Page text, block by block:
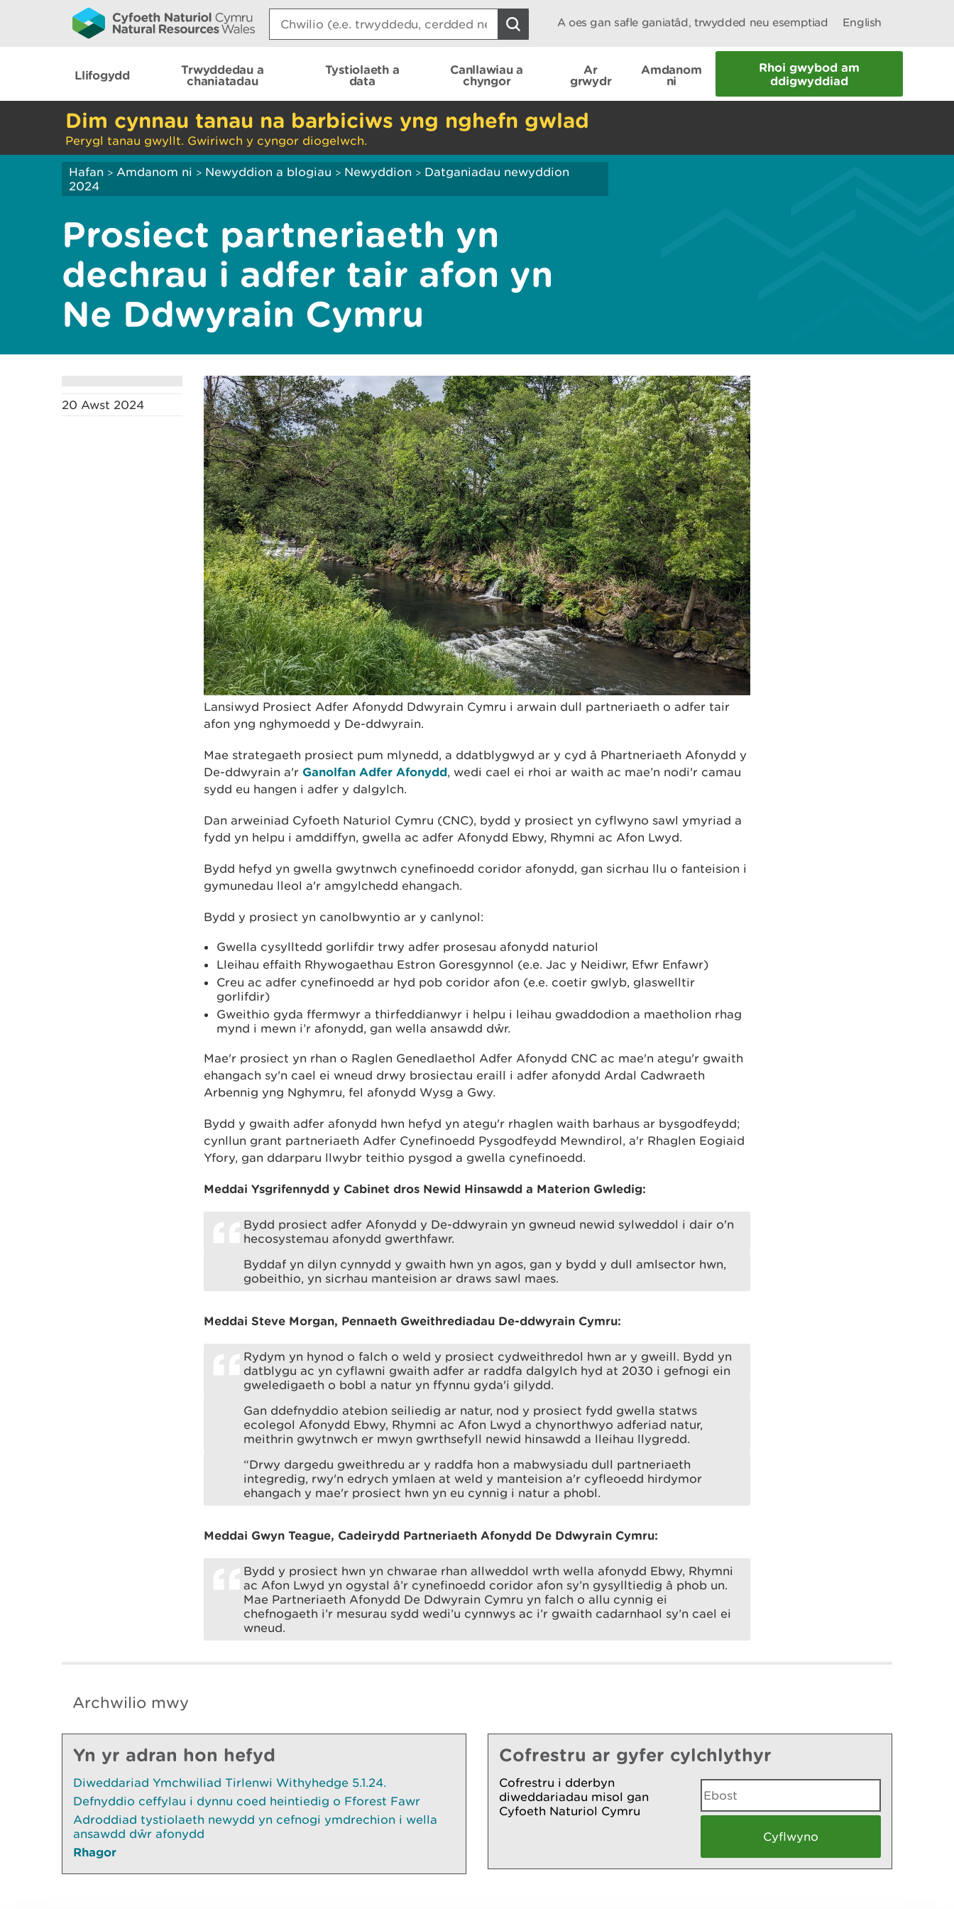
Search:
A oes gan safle ganiatâd, trwydded neu esemptiad English
Llifogydd
Trwyddedau a
chaniatadau
Tystiolaeth a
data
Canllawiau a
chyngor
Ar
grwydr
Amdanom
ni
Rhoi gwybod am
ddigwyddiad
Dim cynnau tanau na barbiciws yng nghefn gwlad
Perygl tanau gwyllt. Gwiriwch y cyngor diogelwch.
Hafan > Amdanom ni > Newyddion a blogiau > Newyddion > Datganiadau newyddion
2024
Prosiect partneriaeth yn
dechrau i adfer tair afon yn
Ne Ddwyrain Cymru
20 Awst 2024
Lansiwyd Prosiect Adfer Afonydd Ddwyrain Cymru i arwain dull partneriaeth o adfer tair
afon yng nghymoedd y De-ddwyrain.
Mae strategaeth prosiect pum mlynedd, a ddatblygwyd ar y cyd â Phartneriaeth Afonydd y
De-ddwyrain a'r Ganolfan Adfer Afonydd, wedi cael ei rhoi ar waith ac mae’n nodi'r camau
sydd eu hangen i adfer y dalgylch.
Dan arweiniad Cyfoeth Naturiol Cymru (CNC), bydd y prosiect yn cyflwyno sawl ymyriad a
fydd yn helpu i amddiffyn, gwella ac adfer Afonydd Ebwy, Rhymni ac Afon Lwyd.
Bydd hefyd yn gwella gwytnwch cynefinoedd coridor afonydd, gan sicrhau llu o fanteision i
gymunedau lleol a'r amgylchedd ehangach.
Bydd y prosiect yn canolbwyntio ar y canlynol:
Gwella cysylltedd gorlifdir trwy adfer prosesau afonydd naturiol
Lleihau effaith Rhywogaethau Estron Goresgynnol (e.e. Jac y Neidiwr, Efwr Enfawr)
Creu ac adfer cynefinoedd ar hyd pob coridor afon (e.e. coetir gwlyb, glaswelltir
gorlifdir)
Gweithio gyda ffermwyr a thirfeddianwyr i helpu i leihau gwaddodion a maetholion rhag
mynd i mewn i’r afonydd, gan wella ansawdd dŵr.
Mae'r prosiect yn rhan o Raglen Genedlaethol Adfer Afonydd CNC ac mae'n ategu'r gwaith
ehangach sy'n cael ei wneud drwy brosiectau eraill i adfer afonydd Ardal Cadwraeth
Arbennig yng Nghymru, fel afonydd Wysg a Gwy.
Bydd y gwaith adfer afonydd hwn hefyd yn ategu'r rhaglen waith barhaus ar bysgodfeydd;
cynllun grant partneriaeth Adfer Cynefinoedd Pysgodfeydd Mewndirol, a'r Rhaglen Eogiaid
Yfory, gan ddarparu llwybr teithio pysgod a gwella cynefinoedd.
Meddai Ysgrifennydd y Cabinet dros Newid Hinsawdd a Materion Gwledig:
Bydd prosiect adfer Afonydd y De-ddwyrain yn gwneud newid sylweddol i dair o'n
hecosystemau afonydd gwerthfawr.
Byddaf yn dilyn cynnydd y gwaith hwn yn agos, gan y bydd y dull amlsector hwn,
gobeithio, yn sicrhau manteision ar draws sawl maes.
Meddai Steve Morgan, Pennaeth Gweithrediadau De-ddwyrain Cymru:
Rydym yn hynod o falch o weld y prosiect cydweithredol hwn ar y gweill. Bydd yn
datblygu ac yn cyflawni gwaith adfer ar raddfa dalgylch hyd at 2030 i gefnogi ein
gweledigaeth o bobl a natur yn ffynnu gyda'i gilydd.
Gan ddefnyddio atebion seiliedig ar natur, nod y prosiect fydd gwella statws
ecolegol Afonydd Ebwy, Rhymni ac Afon Lwyd a chynorthwyo adferiad natur,
meithrin gwytnwch er mwyn gwrthsefyll newid hinsawdd a lleihau llygredd.
“Drwy dargedu gweithredu ar y raddfa hon a mabwysiadu dull partneriaeth
integredig, rwy'n edrych ymlaen at weld y manteision a'r cyfleoedd hirdymor
ehangach y mae'r prosiect hwn yn eu cynnig i natur a phobl.
Meddai Gwyn Teague, Cadeirydd Partneriaeth Afonydd De Ddwyrain Cymru:
Bydd y prosiect hwn yn chwarae rhan allweddol wrth wella afonydd Ebwy, Rhymni
ac Afon Lwyd yn ogystal â’r cynefinoedd coridor afon sy’n gysylltiedig â phob un.
Mae Partneriaeth Afonydd De Ddwyrain Cymru yn falch o allu cynnig ei
chefnogaeth i’r mesurau sydd wedi’u cynnwys ac i’r gwaith cadarnhaol sy’n cael ei
wneud.
Archwilio mwy
Yn yr adran hon hefyd
Diweddariad Ymchwiliad Tirlenwi Withyhedge 5.1.24.
Defnyddio ceffylau i dynnu coed heintiedig o Fforest Fawr
Adroddiad tystiolaeth newydd yn cefnogi ymdrechion i wella
ansawdd dŵr afonydd
Rhagor
Cofrestru ar gyfer cylchlythyr
Cofrestru i dderbyn
diweddariadau misol gan
Cyfoeth Naturiol Cymru